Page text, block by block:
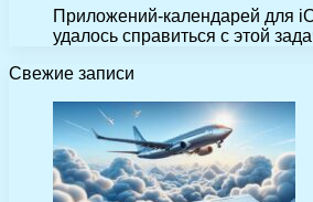
Приложений-календарей для
удалось справиться с этой
Свежие записи